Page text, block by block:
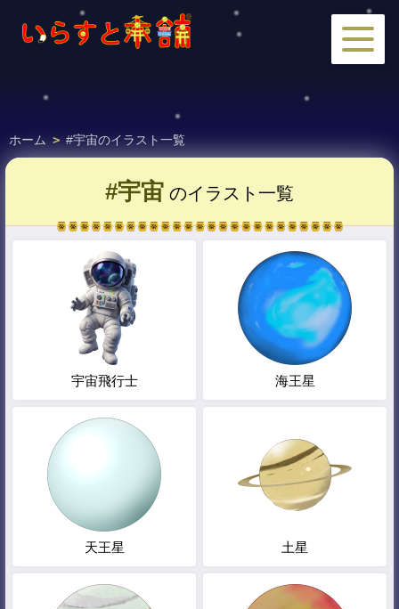
ホーム > #宇宙のイラスト一覧
#宇宙 のイラスト一覧
宇宙飛行士 海王星
天王星 土星